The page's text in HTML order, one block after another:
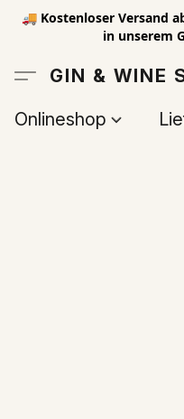
🚚 Kostenloser Versand
in unserem
GIN & WINE
Onlineshop